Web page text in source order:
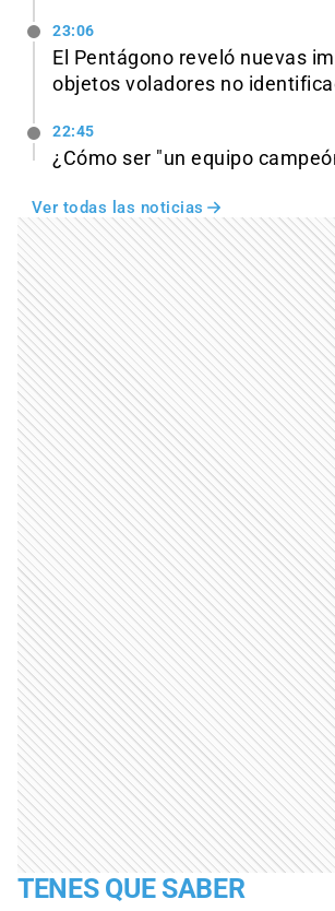
23:06
El Pentágono reveló nuevas
objetos voladores no
22:45
¿Cómo ser "un equipo
Ver todas las noticias
TENES QUE SABER